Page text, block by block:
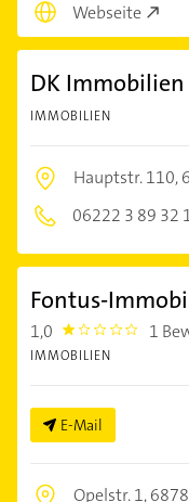
Webseite
DK Immobilien
IMMOBILIEN
Hauptstr. 110,
06222 3 89 32
Fontus-
1,0 1.0 1
IMMOBILIEN
E-Mail
Opelstr. 1,